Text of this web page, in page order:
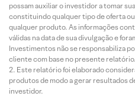
possam auxiliar o investidor a tomar
constituindo qualquer tipo de oferta
qualquer produto. As informações
válidas na data de sua divulgação e
Investimentos não se responsabiliza
cliente com base no presente relatório.
Este relatório foi elaborado
produtos de modo a gerar resultados
investidor.